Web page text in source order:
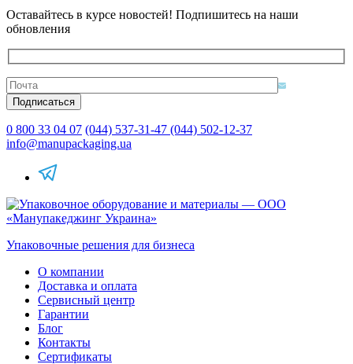
Оставайтесь в курсе новостей! Подпишитесь на наши
обновления
0 800 33 04 07 (044) 537-31-47 (044) 502-12-37
info@manupackaging.ua
Упаковочные решения для бизнеса
О компании
Доставка и оплата
Сервисный центр
Гарантии
Блог
Контакты
Сертификаты